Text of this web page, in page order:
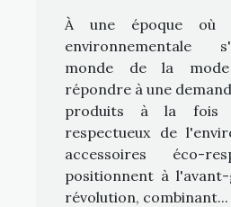
À une époque où
environnementale
monde de la
répondre à une
produits à la fois
respectueux de
accessoires éco-
positionnent à
révolution, combinant...